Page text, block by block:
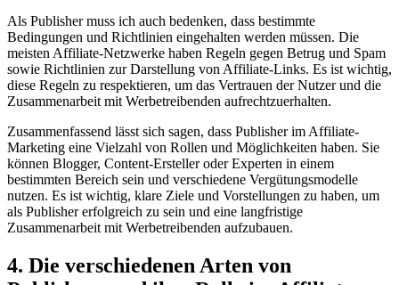
Als Publisher muss ich auch bedenken, dass bestimmte
Bedingungen und Richtlinien eingehalten werden müssen. Die
meisten Affiliate-Netzwerke haben Regeln gegen Betrug und Spam
sowie Richtlinien zur Darstellung von Affiliate-Links. Es ist wichtig,
diese Regeln zu respektieren, um das Vertrauen der Nutzer und die
Zusammenarbeit mit Werbetreibenden aufrechtzuerhalten.
Zusammenfassend lässt sich sagen, dass Publisher im Affiliate-
Marketing eine Vielzahl von Rollen und Möglichkeiten haben. Sie
können Blogger, Content-Ersteller oder Experten in einem
bestimmten Bereich sein und verschiedene Vergütungsmodelle
nutzen. Es ist wichtig, klare Ziele und Vorstellungen zu haben, um
als Publisher erfolgreich zu sein und eine langfristige
Zusammenarbeit mit Werbetreibenden aufzubauen.
4. Die verschiedenen Arten von